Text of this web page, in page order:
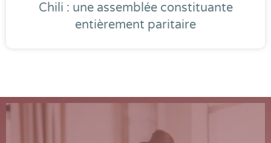
Chili : une assemblée constituante
entièrement paritaire